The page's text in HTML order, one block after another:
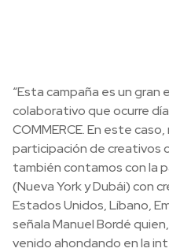
“Esta campaña es un
colaborativo que ocurre día
COMMERCE. En este
participación de creativos
también contamos con la
(Nueva York y Dubái) con
Estados Unidos, Líbano,
señala Manuel Bordé
venido ahondando en la